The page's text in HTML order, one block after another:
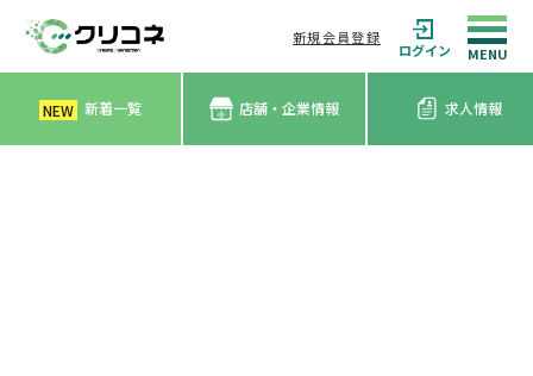
新規会員登録
ログイン
NEW 新着一覧 店舗・企業情報 求人情報